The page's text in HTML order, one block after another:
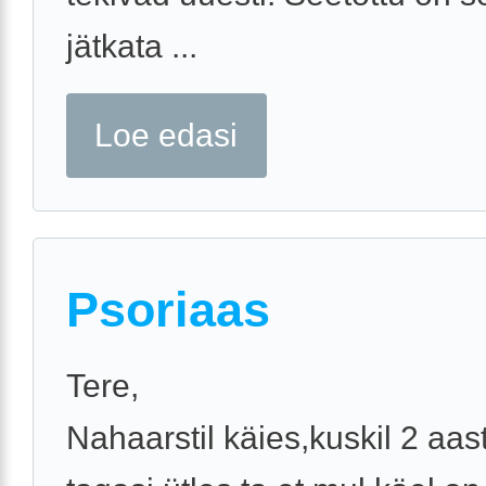
jätkata ...
Loe edasi
Psoriaas
Tere,
Nahaarstil käies,kuskil 2